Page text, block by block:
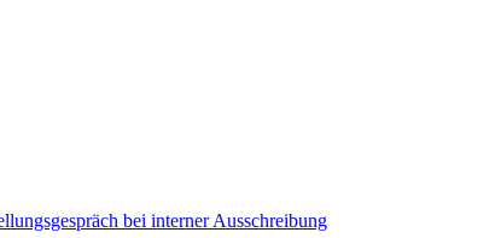
bei interner Ausschreibung